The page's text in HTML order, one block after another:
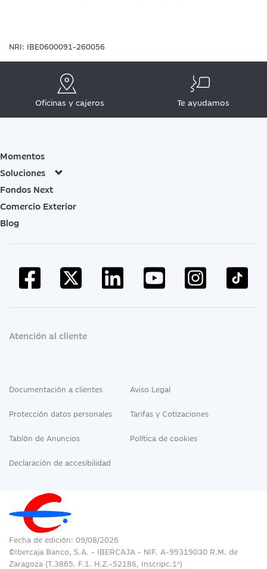
NRI: IBE0600091-260056
Oficinas y cajeros Te ayudamos
Momentos
Soluciones
Fondos Next
Comercio Exterior
Blog
Atención al cliente
Documentación a clientes Aviso Legal
Protección datos personales Tarifas y Cotizaciones
Tablón de Anuncios Política de cookies
Declaración de accesibilidad
Fecha de edición: 09/08/2026
©Ibercaja Banco, S.A. - IBERCAJA - NIF. A-99319030 R.M. de
Zaragoza (T.3865. F.1. H.Z.-52186, Inscripc.1º)